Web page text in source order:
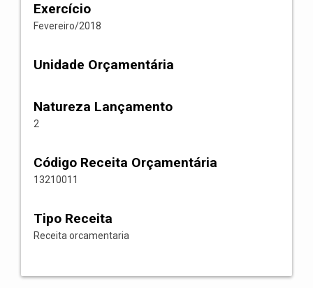
Exercício
Fevereiro/2018
Unidade Orçamentária
Natureza Lançamento
2
Código Receita Orçamentária
13210011
Tipo Receita
Receita orcamentaria